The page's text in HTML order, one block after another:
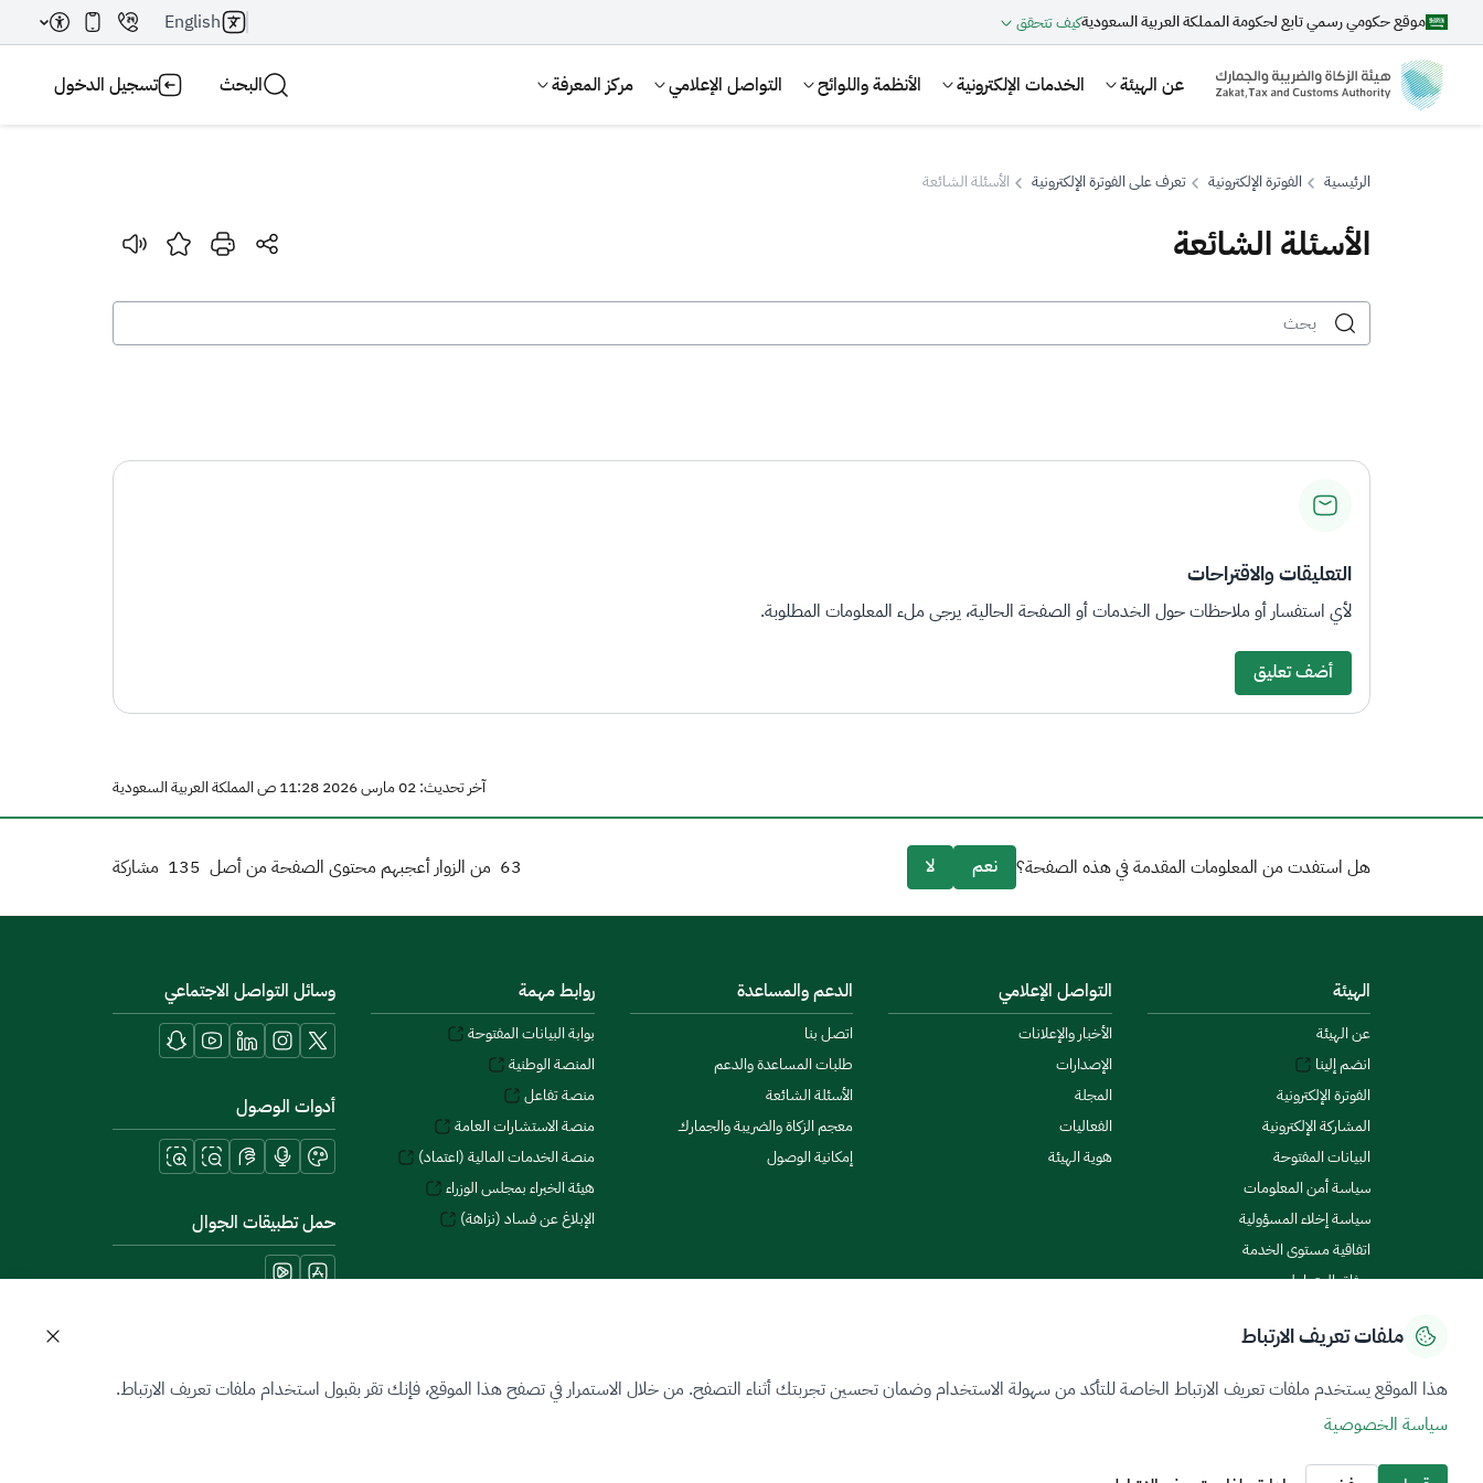
موقع حكومي رسمي تابع لحكومة المملكة العربية السعوديةكيف تتحقق English
عن الهيئة الخدمات الإلكترونية الأنظمة واللوائح التواصل الإعلامي مركز المعرفة البحث تسجيل الدخول
بحث
الرئيسية الفوترة الإلكترونية تعرف على الفوترة الإلكترونية الأسئلة الشائعة
الأسئلة الشائعة
التعليقات والاقتراحات
لأي استفسار أو ملاحظات حول الخدمات أو الصفحة الحالية، يرجى ملء المعلومات المطلوبة.
أضف تعليق
آخر تحديث: 02 مارس 2026 11:28 ص المملكة العربية السعودية
63 من الزوار أعجبهم محتوى الصفحة من أصل 135 مشاركة هل استفدت من المعلومات المقدمة في هذه الصفحة؟ نعم لا
الهيئة
عن الهيئة
انضم إلينا
الفوترة الإلكترونية
المشاركة الإلكترونية
البيانات المفتوحة
سياسة أمن المعلومات
سياسة إخلاء المسؤولية
اتفاقية مستوى الخدمة
ميثاق المتعاملين
التواصل الإعلامي
الأخبار والإعلانات
الإصدارات
المجلة
الفعاليات
هوية الهيئة
الدعم والمساعدة
اتصل بنا
طلبات المساعدة والدعم
الأسئلة الشائعة
معجم الزكاة والضريبة والجمارك
إمكانية الوصول
روابط مهمة
بوابة البيانات المفتوحة
المنصة الوطنية
منصة تفاعل
منصة الاستشارات العامة
منصة الخدمات المالية (اعتماد)
هيئة الخبراء بمجلس الوزراء
الإبلاغ عن فساد (نزاهة)
وسائل التواصل الاجتماعي
أدوات الوصول
حمل تطبيقات الجوال
جميع الحقوق محفوظة 2026 © ZATCA.GOV.SA
ملفات تعريف الارتباط
هذا الموقع يستخدم ملفات تعريف الارتباط الخاصة للتأكد من سهولة الاستخدام وضمان تحسين تجربتك أثناء التصفح. من خلال الاستمرار في تصفح هذا الموقع، فإنك تقر بقبول استخدام ملفات تعريف الارتباط.
سياسة الخصوصية